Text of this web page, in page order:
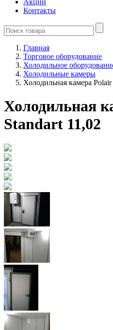
Акции
Контакты
Главная
Торговое оборудование
Холодильное
Холодильные камеры
Холодильная камера Polair
Холодильная
Standart 11,02